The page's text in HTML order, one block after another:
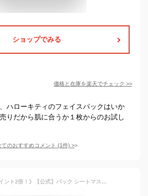
ショップでみる
価格と在庫を楽天でチェック >>
ハローキティのフェイスパックはいか
りだから肌に合うか１枚からのお試し
てのおすすめコメント (1件) >
《期間限定 ポイント2倍！》【公式】パック シートマスク フェイスマスク ルルルン公式 ルルルンハイドラお試しセット 28枚（AZ・EX・V・F 各7枚） 保湿ローション 日本製 保湿 化粧水 フェイスマスク マスク シート マスクパック